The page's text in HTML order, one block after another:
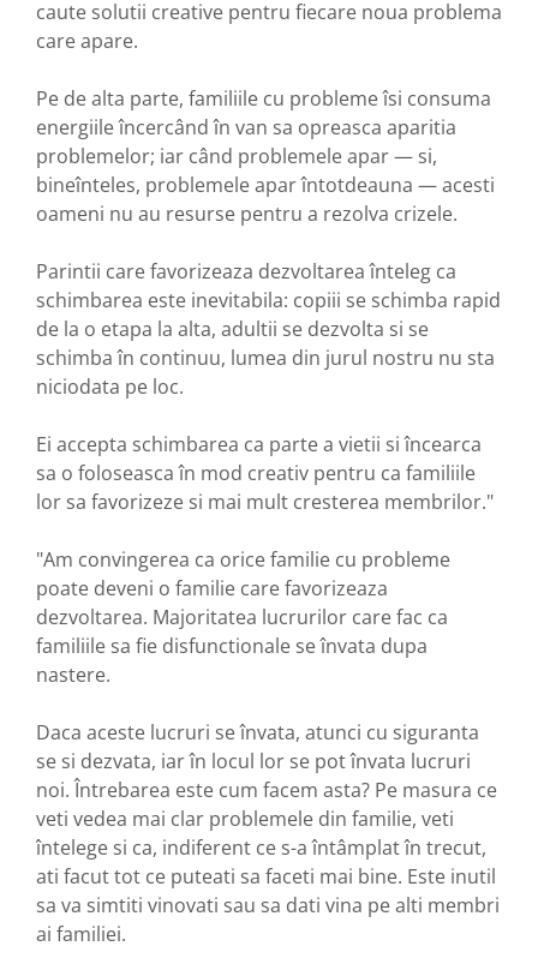
caute solutii creative pentru fiecare noua problema
care apare.
Pe de alta parte, familiile cu probleme îsi consuma
energiile încercând în van sa opreasca aparitia
problemelor; iar când problemele apar — si,
bineînteles, problemele apar întotdeauna — acesti
oameni nu au resurse pentru a rezolva crizele.
Parintii care favorizeaza dezvoltarea înteleg ca
schimbarea este inevitabila: copiii se schimba rapid
de la o etapa la alta, adultii se dezvolta si se
schimba în continuu, lumea din jurul nostru nu sta
niciodata pe loc.
Ei accepta schimbarea ca parte a vietii si încearca
sa o foloseasca în mod creativ pentru ca familiile
lor sa favorizeze si mai mult cresterea membrilor."
"Am convingerea ca orice familie cu probleme
poate deveni o familie care favorizeaza
dezvoltarea. Majoritatea lucrurilor care fac ca
familiile sa fie disfunctionale se învata dupa
nastere.
Daca aceste lucruri se învata, atunci cu siguranta
se si dezvata, iar în locul lor se pot învata lucruri
noi. Întrebarea este cum facem asta? Pe masura ce
veti vedea mai clar problemele din familie, veti
întelege si ca, indiferent ce s-a întâmplat în trecut,
ati facut tot ce puteati sa faceti mai bine. Este inutil
sa va simtiti vinovati sau sa dati vina pe alti membri
ai familiei.